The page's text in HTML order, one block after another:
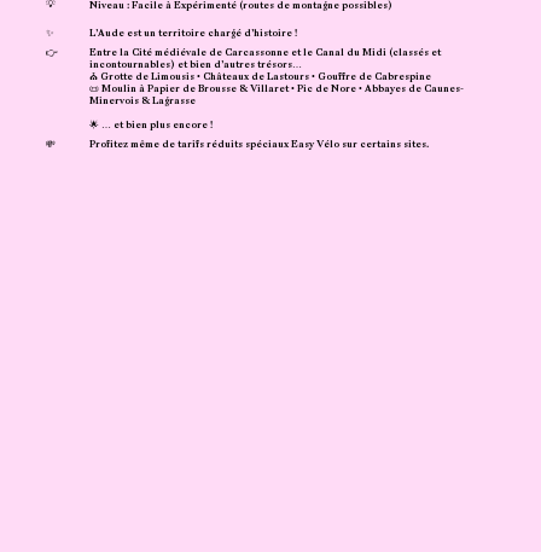
💡
Niveau : Facile à Expérimenté (routes de montagne possibles)
✨
L’Aude est un territoire chargé d’histoire !
👉
Entre la Cité médiévale de Carcassonne et le Canal du Midi (classés et
incontournables) et bien d’autres trésors…
⛪ Grotte de Limousis • Châteaux de Lastours • Gouffre de Cabrespine
📜 Moulin à Papier de Brousse & Villaret • Pic de Nore • Abbayes de Caunes-
Minervois & Lagrasse
🌟 … et bien plus encore !
💸
Profitez même de tarifs réduits spéciaux Easy Vélo sur certains sites.